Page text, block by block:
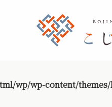
wp/wp-content/